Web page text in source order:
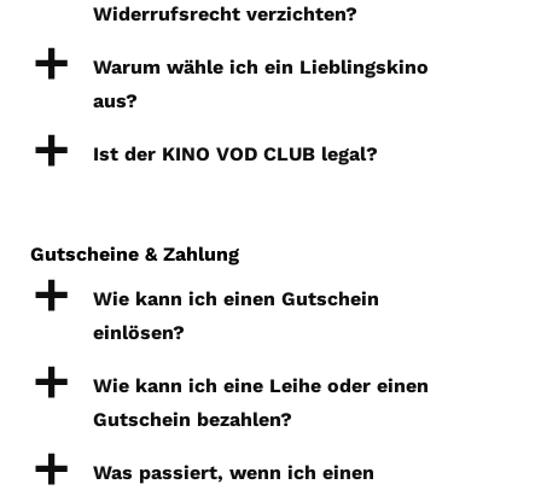
Widerrufsrecht verzichten?
a
Warum wähle ich ein Lieblingskino
aus?
a Ist der KINO VOD CLUB legal?
Gutscheine & Zahlung
a
Wie kann ich einen Gutschein
einlösen?
a
Wie kann ich eine Leihe oder einen
Gutschein bezahlen?
a
Was passiert, wenn ich einen